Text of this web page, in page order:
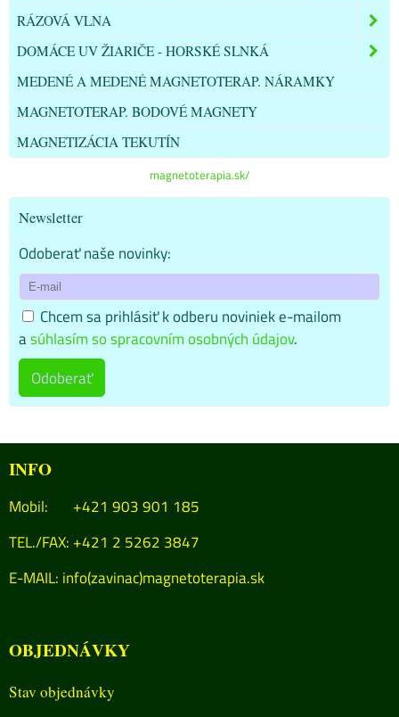
RÁZOVÁ VLNA
DOMÁCE UV ŽIARIČE - HORSKÉ SLNKÁ
MEDENÉ A MEDENÉ MAGNETOTERAP. NÁRAMKY
MAGNETOTERAP. BODOVÉ MAGNETY
MAGNETIZÁCIA TEKUTÍN
magnetoterapia.sk/
Newsletter
Odoberať naše novinky:
Chcem sa prihlásiť k odberu noviniek e-mailom
asúhlasím so spracovním osobných údajov.
Odoberať
INFO
Mobil: +421 903 901 185
TEL./FAX: +421 2 5262 3847
E-MAIL: info(zavinac)magnetoterapia.sk
OBJEDNÁVKY
Stav objednávky